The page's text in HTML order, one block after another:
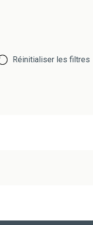
Réinitialiser les filtres